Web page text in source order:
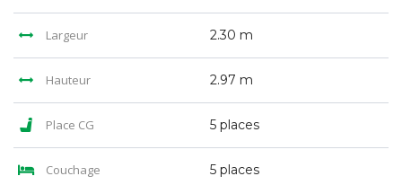
Largeur 2.30 m
Hauteur 2.97 m
Place CG 5 places
Couchage 5 places